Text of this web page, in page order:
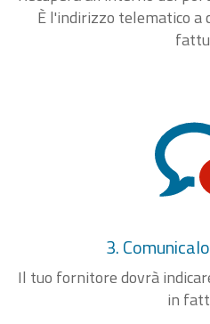
È l'indirizzo telematico a
3.
Il tuo fornitore dovrà
in